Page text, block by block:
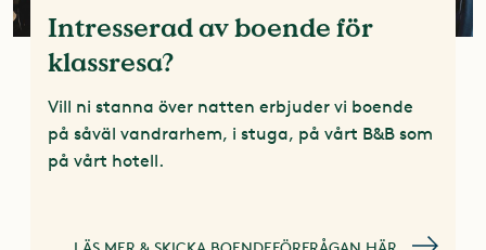
Intresserad av boende för
klassresa?
Vill ni stanna över natten erbjuder vi boende
på såväl vandrarhem, i stuga, på vårt B&B som
på vårt hotell.